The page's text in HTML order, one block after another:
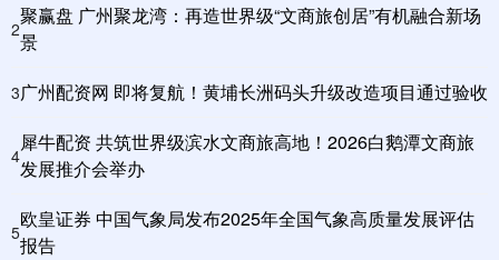
2
聚赢盘 广州聚龙湾：再造世界级“文商旅创居”有机融合新场
景
3广州配资网 即将复航！黄埔长洲码头升级改造项目通过验收
4
犀牛配资 共筑世界级滨水文商旅高地！2026白鹅潭文商旅
发展推介会举办
5
欧皇证券 中国气象局发布2025年全国气象高质量发展评估
报告